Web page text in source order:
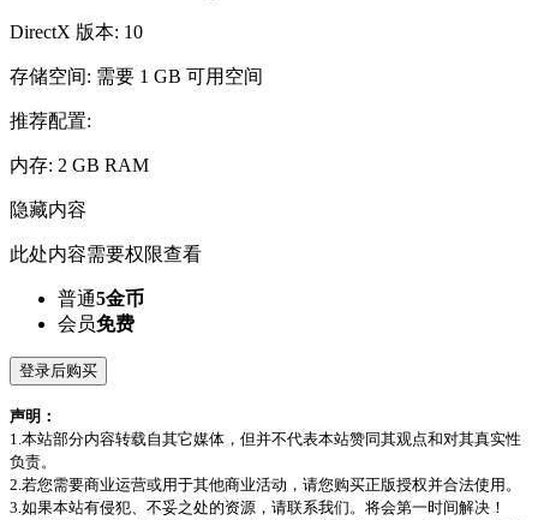
DirectX 版本: 10
存储空间: 需要 1 GB 可用空间
推荐配置:
内存: 2 GB RAM
隐藏内容
此处内容需要权限查看
普通5金币
会员免费
登录后购买
声明：
1.本站部分内容转载自其它媒体，但并不代表本站赞同其观点和对其真实性
负责。
2.若您需要商业运营或用于其他商业活动，请您购买正版授权并合法使用。
3.如果本站有侵犯、不妥之处的资源，请联系我们。将会第一时间解决！